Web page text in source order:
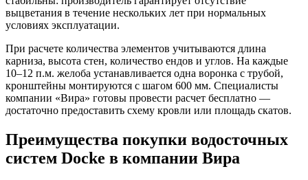
выцветания в течение нескольких лет при нормальных
условиях эксплуатации.
При расчете количества элементов учитываются длина
карниза, высота стен, количество ендов и углов. На каждые
10–12 п.м. желоба устанавливается одна воронка с трубой,
кронштейны монтируются с шагом 600 мм. Специалисты
компании «Вира» готовы провести расчет бесплатно —
достаточно предоставить схему кровли или площадь скатов.
Преимущества покупки водосточных
систем Docke в компании Вира